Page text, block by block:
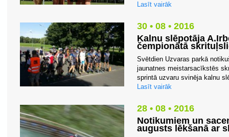
Lasīt vairāk
30 • 08 • 2016
Kalnu slēpotāja
čempionātā
Svētdien Uzvaras parkā
jaunatnes meistarsacīkstēs
sprintā uzvaru svinēja kalnu
Lasīt vairāk
28 • 08 • 2016
Notikumiem un
augusts lēkšanā ar